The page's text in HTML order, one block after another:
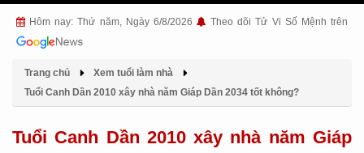
Hôm nay: Thứ năm, Ngày 6/8/2026 Theo dõi Tử Vi Số Mệnh trên
Trang chủ
Xem tuổi làm nhà
Tuổi Canh Dần 2010 xây nhà năm Giáp Dần 2034 tốt không?
Tuổi Canh Dần 2010 xây nhà năm Giáp